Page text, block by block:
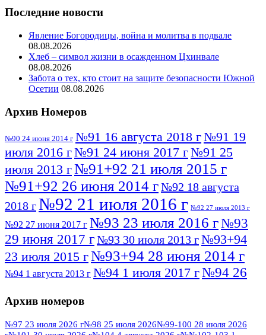
Последние новости
Явление Богородицы, война и молитва в подвале
08.08.2026
Хлеб – символ жизни в осажденном Цхинвале
08.08.2026
Забота о тех, кто стоит на защите безопасности Южной
Осетии 08.08.2026
Архив Номеров
№90 24 июня 2014 г №91 16 августа 2018 г№91 19
июля 2016 г№91 24 июня 2017 г№91 25
июля 2013 г№91+92 21 июля 2015 г
№91+92 26 июня 2014 г№92 18 августа
2018 г№92 21 июля 2016 г №92 27 июля 2013 г
№92 27 июня 2017 г №93 23 июля 2016 г№93
29 июня 2017 г№93 30 июля 2013 г№93+94
23 июля 2015 г№93+94 28 июня 2014 г
№94 1 августа 2013 г №94 1 июля 2017 г№94 26
№95 7 августа 2012 г
№95 28 июля 2016 г №95+96 3 августа
Архив номеров
№97 23 июля 2026 г№98 25 июля 2026№99-100 28 июля 2026